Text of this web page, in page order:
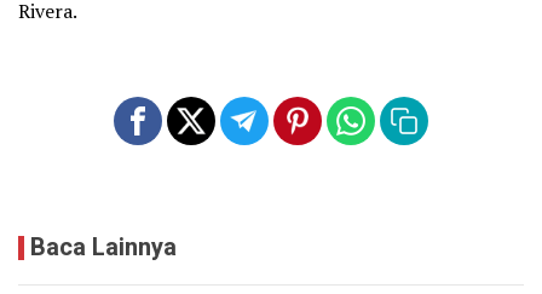
Rivera.
Baca Lainnya